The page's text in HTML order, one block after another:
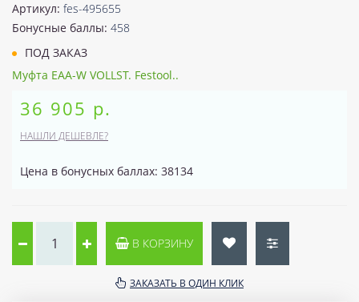
Артикул: fes-495655
Бонусные баллы: 458
ПОД ЗАКАЗ
Муфта EAA-W VOLLST. Festool..
36 905 р.
НАШЛИ ДЕШЕВЛЕ?
Цена в бонусных баллах: 38134
В КОРЗИНУ
ЗАКАЗАТЬ В ОДИН КЛИК